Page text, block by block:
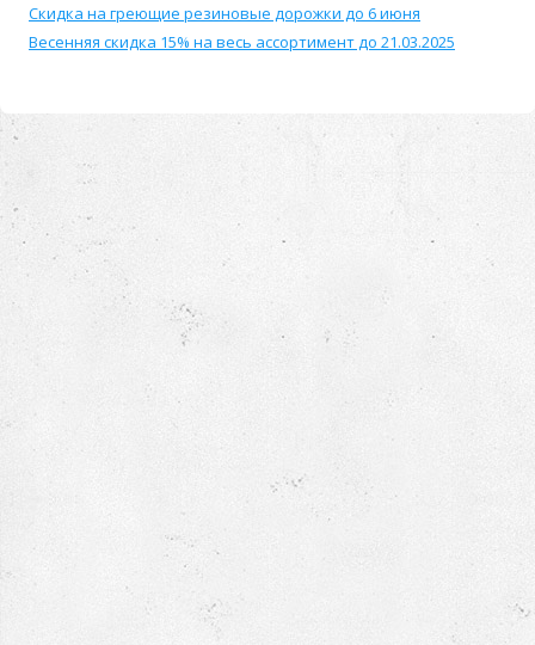
Скидка на греющие резиновые дорожки до 6 июня
Весенняя скидка 15% на весь ассортимент до 21.03.2025